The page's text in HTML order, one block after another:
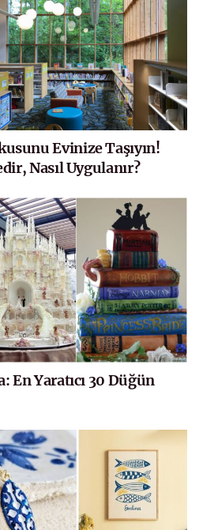
Evinize Taşıyın!
Nasıl Uygulanır?
En Yaratıcı 30 Düğün